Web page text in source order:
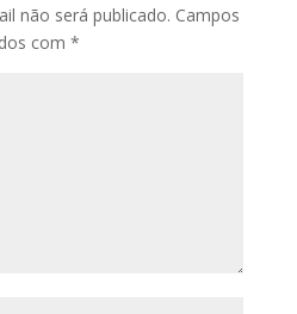
não será publicado. Campos
com *